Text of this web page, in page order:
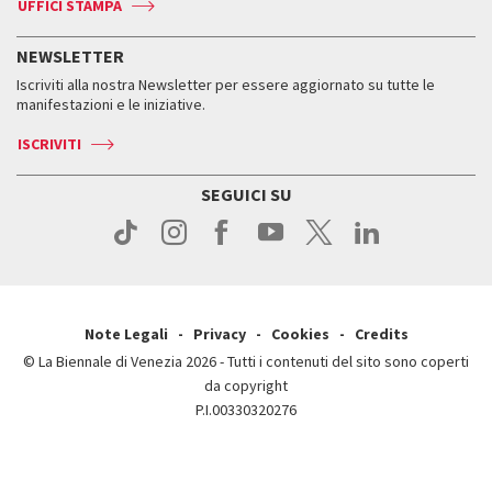
Press
Accrediti
Come raggiungerci
Come raggiungerci
Contatti
Press
Press
Orari e sedi
Biglietti
Servizi al pubblico
Come raggiungerci
Contatti
ASAC DATI
Storia
Orari e sedi
UFFICI STAMPA
NEWSLETTER
Iscriviti alla nostra Newsletter per essere aggiornato su tutte le
manifestazioni e le iniziative.
ISCRIVITI
SEGUICI SU
Note Legali Privacy Cookies
Credits
© La Biennale di Venezia 2026 - Tutti i contenuti del sito sono coperti
da copyright
P.I.00330320276